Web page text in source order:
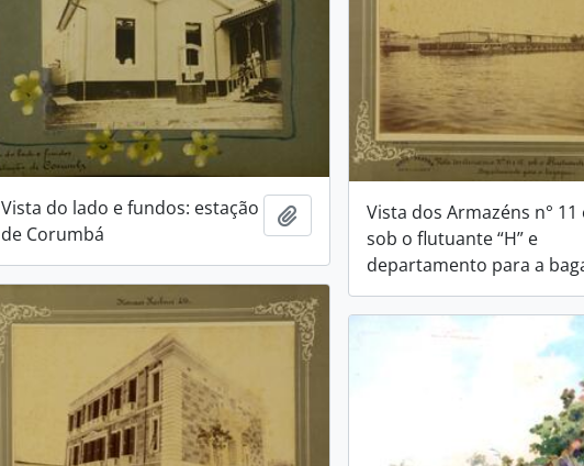
Vista dos Armazéns n° 11
sob o flutuante “H” e
departamento para a
Vista do lado e fundos: estação
de Corumbá
Adicionar a área de transferência